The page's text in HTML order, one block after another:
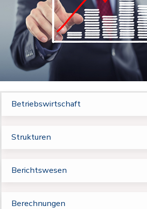
Betriebswirtschaft
Strukturen
Berichtswesen
Berechnungen